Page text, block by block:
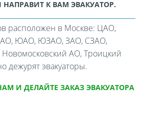
К ВАМ ЭВАКУАТОР.
расположен в Москве: ЦАО,
ЮАО, ЮЗАО, ЗАО, СЗАО,
АО, Троицкий
дежурят эвакуаторы.
И ДЕЛАЙТЕ ЗАКАЗ ЭВАКУАТОРА